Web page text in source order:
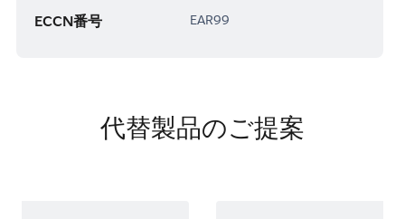
ECCN番号
EAR99
代替製品のご提案